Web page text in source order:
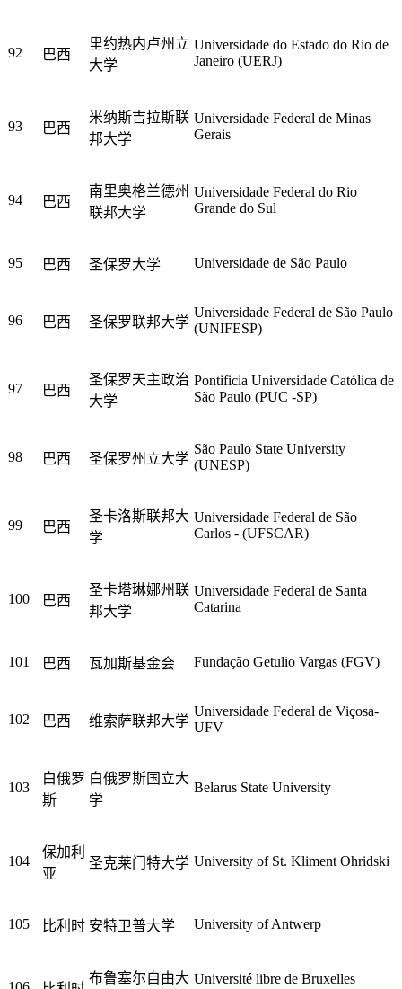
92 巴西
里约热内卢州立
大学
Universidade do Estado do Rio de
Janeiro (UERJ)
93 巴西
米纳斯吉拉斯联
邦大学
Universidade Federal de Minas
Gerais
94 巴西
南里奥格兰德州
联邦大学
Universidade Federal do Rio
Grande do Sul
95 巴西 圣保罗大学 Universidade de São Paulo
96 巴西 圣保罗联邦大学
Universidade Federal de São Paulo
(UNIFESP)
97 巴西
圣保罗天主政治
大学
Pontificia Universidade Católica de
São Paulo (PUC -SP)
98 巴西 圣保罗州立大学
São Paulo State University
(UNESP)
99 巴西
圣卡洛斯联邦大
学
Universidade Federal de São
Carlos - (UFSCAR)
100 巴西
圣卡塔琳娜州联
邦大学
Universidade Federal de Santa
Catarina
101 巴西 瓦加斯基金会 Fundação Getulio Vargas (FGV)
102 巴西 维索萨联邦大学
Universidade Federal de Viçosa-
UFV
103
白俄罗
斯
白俄罗斯国立大
学
Belarus State University
104
保加利
亚
圣克莱门特大学 University of St. Kliment Ohridski
105 比利时 安特卫普大学 University of Antwerp
布鲁塞尔自由大 Université libre de Bruxelles